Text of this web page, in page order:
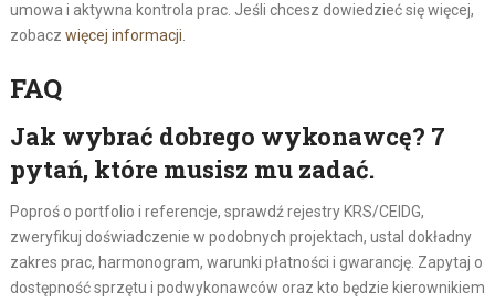
umowa i aktywna kontrola prac. Jeśli chcesz dowiedzieć się więcej,
zobacz więcej informacji.
FAQ
Jak wybrać dobrego wykonawcę? 7
pytań, które musisz mu zadać.
Poproś o portfolio i referencje, sprawdź rejestry KRS/CEIDG,
zweryfikuj doświadczenie w podobnych projektach, ustal dokładny
zakres prac, harmonogram, warunki płatności i gwarancję. Zapytaj o
dostępność sprzętu i podwykonawców oraz kto będzie kierownikiem